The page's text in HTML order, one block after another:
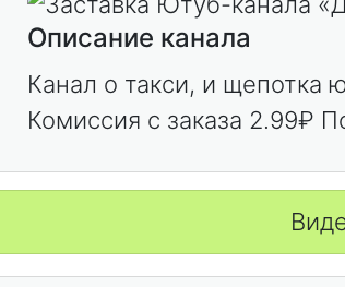
Описание канала
Канал о такси, и щепотка
Комиссия с заказа 2.99₽